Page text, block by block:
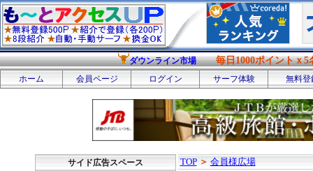
ダウンライン市場 毎日1000ポイントｘ5
ホーム 会員ページ ログイン サーフ体験 無料登
サイド広告スペース
TOP＞ 会員様広場